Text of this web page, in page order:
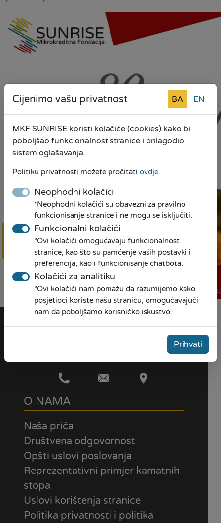
O NAMA
Naša priča
Društvena odgovornost
Opšti uslovi poslovanja
Reprezentativni primjer kamatnih
stopa
Uslovi korištenja stranice
Politika privatnosti i politika
Cijenimo vašu privatnost BA EN
MKF SUNRISE koristi kolačiće (cookies) kako bi
poboljšao funkcionalnost stranice i prilagodio
sistem oglašavanja.
Politiku privatnosti možete pročitati ovdje.
Neophodni kolačići
*Neophodni kolačići su obavezni za pravilno
funkcionisanje stranice i ne mogu se isključiti.
Funkcionalni kolačići
*Ovi kolačići omogućavaju funkcionalnost
stranice, kao što su pamćenje vaših postavki i
preferencija, kao i funkcionisanje chatbota.
Kolačići za analitiku
*Ovi kolačići nam pomažu da razumijemo kako
posjetioci koriste našu stranicu, omogućavajući
nam da poboljšamo korisničko iskustvo.
Prihvati